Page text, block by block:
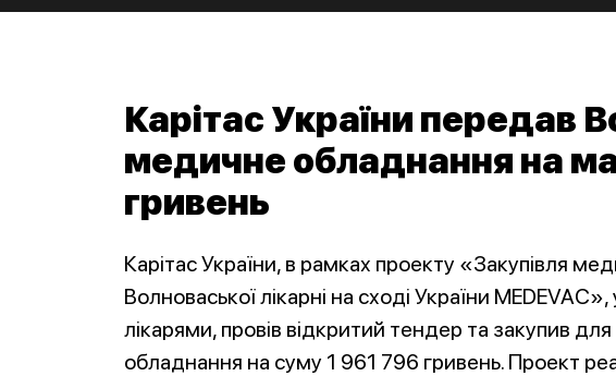
Карітас України передав
медичне обладнання на
гривень
Карітас України, в рамках проекту «Закупівля
Волноваської лікарні на сході України
лікарями, провів відкритий тендер та закупив
обладнання на суму 1 961 796 гривень. Проект